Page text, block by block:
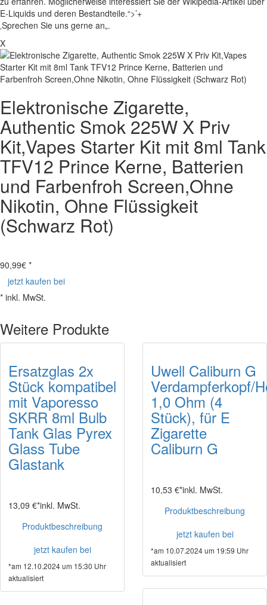
E-Liquids und deren Bestandteile.“>’+
‚Sprechen Sie uns gerne an„.
X
Elektronische Zigarette,
Authentic Smok 225W X Priv
Kit,Vapes Starter Kit mit 8ml Tank
TFV12 Prince Kerne, Batterien
und Farbenfroh Screen,Ohne
Nikotin, Ohne Flüssigkeit
(Schwarz Rot)
90,99€ *
jetzt kaufen bei
* inkl. MwSt.
Weitere Produkte
Ersatzglas 2x
Stück kompatibel
mit Vaporesso
SKRR 8ml Bulb
Tank Glas Pyrex
Glass Tube
Glastank
13,09 €*inkl. MwSt.
Produktbeschreibung
jetzt kaufen bei
*am 12.10.2024 um 15:30 Uhr
aktualisiert
Uwell Caliburn G
Verdampferkopf/
1,0 Ohm (4
Stück), für E
Zigarette
Caliburn G
10,53 €*inkl. MwSt.
Produktbeschreibung
jetzt kaufen bei
*am 10.07.2024 um 19:59 Uhr
aktualisiert